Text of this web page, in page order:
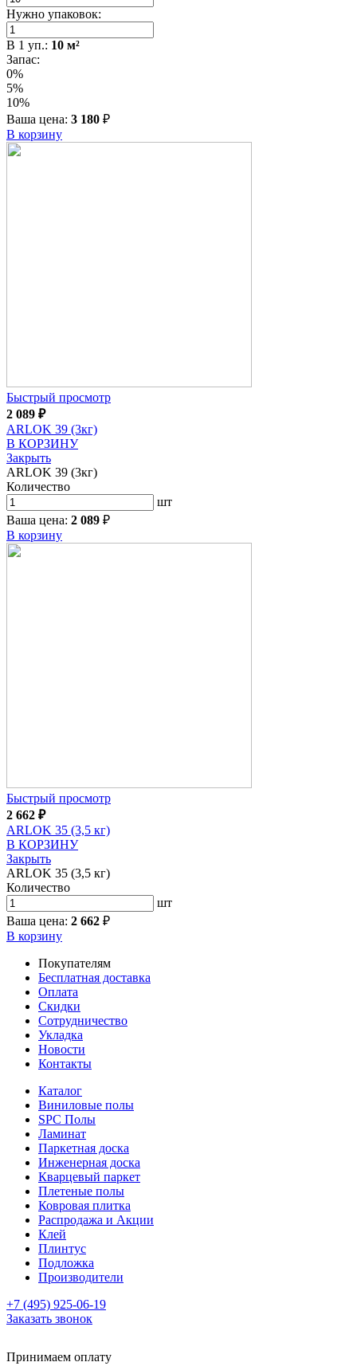
Нужно упаковок:
В 1 уп.: 10 м²
Запас:
0%
5%
10%
Ваша цена: 3 180 ₽
В корзину
Быстрый просмотр
2 089 ₽
ARLOK 39 (3кг)
В КОРЗИНУ
Закрыть
ARLOK 39 (3кг)
Количество
шт
Ваша цена: 2 089 ₽
В корзину
Быстрый просмотр
2 662 ₽
ARLOK 35 (3,5 кг)
В КОРЗИНУ
Закрыть
ARLOK 35 (3,5 кг)
Количество
шт
Ваша цена: 2 662 ₽
В корзину
Покупателям
Бесплатная доставка
Оплата
Скидки
Сотрудничество
Укладка
Новости
Контакты
Каталог
Виниловые полы
SPC Полы
Ламинат
Паркетная доска
Инженерная доска
Кварцевый паркет
Плетеные полы
Ковровая плитка
Распродажа и Акции
Клей
Плинтус
Подложка
Производители
+7 (495) 925-06-19
Заказать звонок
Принимаем оплату